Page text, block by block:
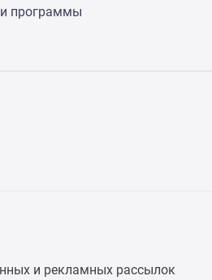
программы
и рекламных рассылок